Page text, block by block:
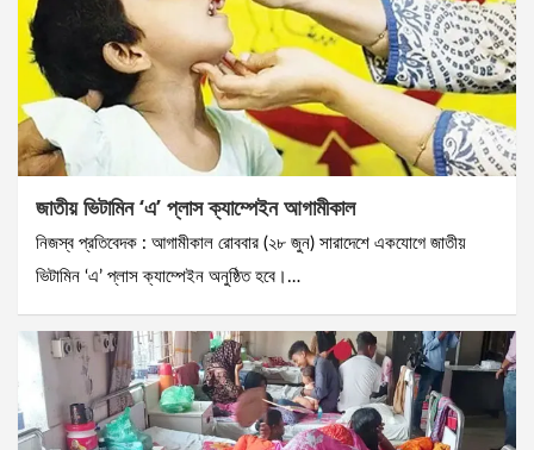
জাতীয় ভিটামিন ‘এ’ প্লাস ক্যাম্পেইন আগামীকাল
নিজস্ব প্রতিবেদক : আগামীকাল রোববার (২৮ জুন) সারাদেশে একযোগে জাতীয়
ভিটামিন ‘এ’ প্লাস ক্যাম্পেইন অনুষ্ঠিত হবে।…